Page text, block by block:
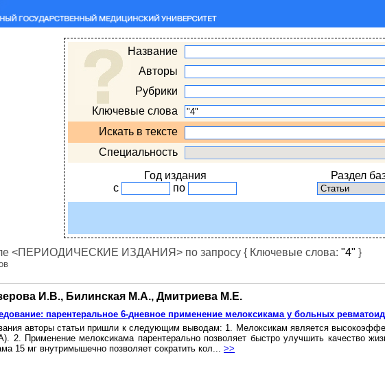
Название
Авторы
Рубрики
Ключевые слова
Искать в тексте
Специальность
Год издания
Раздел
с
по
<ПЕРИОДИЧЕСКИЕ ИЗДАНИЯ> по запросу { Ключевые слова: "4" }
И.В., Билинская М.А., Дмитриева М.Е.
парентеральное 6-дневное применение мелоксикама у больных
авторы статьи пришли к следующим выводам: 1. Мелоксикам является
2. Применение мелоксикама парентерально позволяет быстро улучшить качество
15 мг внутримышечно позволяет сократить кол... >>